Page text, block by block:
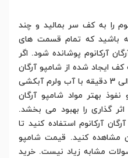
را به کف سر بمالید و چند
باشید که تمام قسمت های
آرکانوم پوشانده شود. اگر
کف ایجاد شده از شامپو آرگان
آرکانوم آغشته کنید و پس از 2 الی 3 دقیقه با آب ولرم آبکشی
بهتر مواد شامپو آرگان
گذاری را بهبود می بخشد.
از شامپو آرگان آرکانوم استفاده کنید تا
مشاهده کنید. قیمت شامپو
مشابه زیاد نیست. خرید